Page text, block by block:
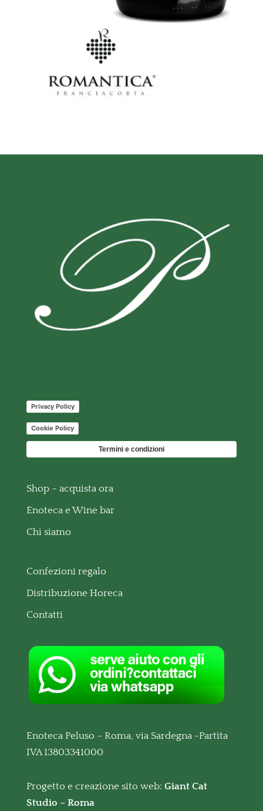
Privacy Policy
Cookie Policy
Termini e condizioni
Shop – acquista ora
Enoteca e Wine bar
Chi siamo
Confezioni regalo
Distribuzione Horeca
Contatti
Enoteca Peluso – Roma, via Sardegna -Partita
IVA 13803341000
Progetto e creazione sito web: Giant Cat
Studio – Roma